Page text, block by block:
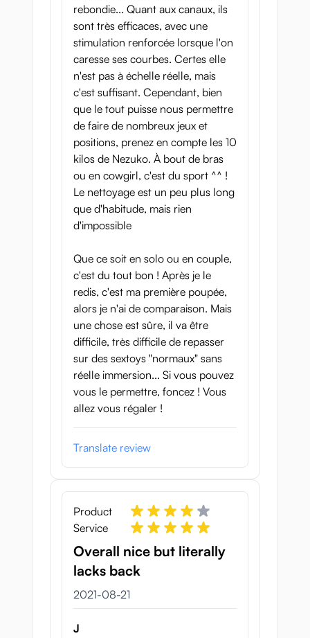
rebondie... Quant aux canaux, ils
sont très efficaces, avec une
stimulation renforcée lorsque l'on
caresse ses courbes. Certes elle
n'est pas à échelle réelle, mais
c'est suffisant. Cependant, bien
que le tout puisse nous permettre
de faire de nombreux jeux et
positions, prenez en compte les 10
kilos de Nezuko. À bout de bras
ou en cowgirl, c'est du sport ^^ !
Le nettoyage est un peu plus long
que d'habitude, mais rien
d'impossible
Que ce soit en solo ou en couple,
c'est du tout bon ! Après je le
redis, c'est ma première poupée,
alors je n'ai de comparaison. Mais
une chose est sûre, il va être
difficile, très difficile de repasser
sur des sextoys "normaux" sans
réelle immersion... Si vous pouvez
vous le permettre, foncez ! Vous
allez vous régaler !
Translate review
Product
Service
Overall nice but literally
lacks back
21 augusti 2021
2021-08-21
J